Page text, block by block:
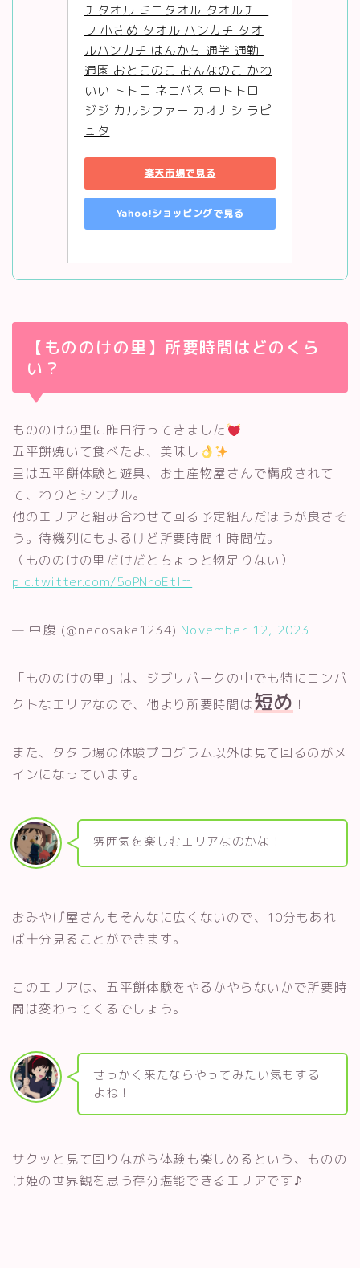
チタオル ミニタオル タオルチー
フ 小さめ タオル ハンカチ タオ
ルハンカチ はんかち 通学 通勤
通園 おとこのこ おんなのこ かわ
いい トトロ ネコバス 中トトロ
ジジ カルシファー カオナシ ラピ
ュタ
楽天市場で見る
Yahoo!ショッピングで見る
【もののけの里】所要時間はどのくら
い？
もののけの里に昨日行ってきました
五平餅焼いて食べたよ、美味し
里は五平餅体験と遊具、お土産物屋さんで構成されて
て、わりとシンプル。
他のエリアと組み合わせて回る予定組んだほうが良さそ
う。待機列にもよるけど所要時間１時間位。
（もののけの里だけだとちょっと物足りない）
pic.twitter.com/5oPNroEtlm
— 中腹 (@necosake1234) November 12, 2023
「もののけの里」は、ジブリパークの中でも特にコンパ
クトなエリアなので、他より所要時間は短め ！
また、タタラ場の体験プログラム以外は見て回るのがメ
インになっています。
雰囲気を楽しむエリアなのかな！
おみやげ屋さんもそんなに広くないので、10分もあれ
ば十分見ることができます。
このエリアは、五平餅体験をやるかやらないかで所要時
間は変わってくるでしょう。
せっかく来たならやってみたい気もする
よね！
サクッと見て回りながら体験も楽しめるという、ものの
け姫の世界観を思う存分堪能できるエリアです♪